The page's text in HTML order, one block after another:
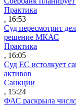
Практика
, 16:53
Суд пересмотрит
решение МКАС
Практика
, 16:05
Суд ЕС истолкует
активов
Санкции
, 15:24
ФАС раскрыла